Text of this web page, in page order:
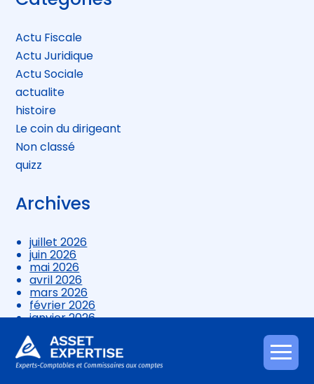
Aller
au
sidebar
Actu Fiscale
Actu Juridique
Actu Sociale
actualite
histoire
Le coin du dirigeant
Non classé
quizz
Archives
juillet 2026
juin 2026
mai 2026
avril 2026
mars 2026
février 2026
janvier 2026
novembre 2025
octobre 2025
septembre 2025